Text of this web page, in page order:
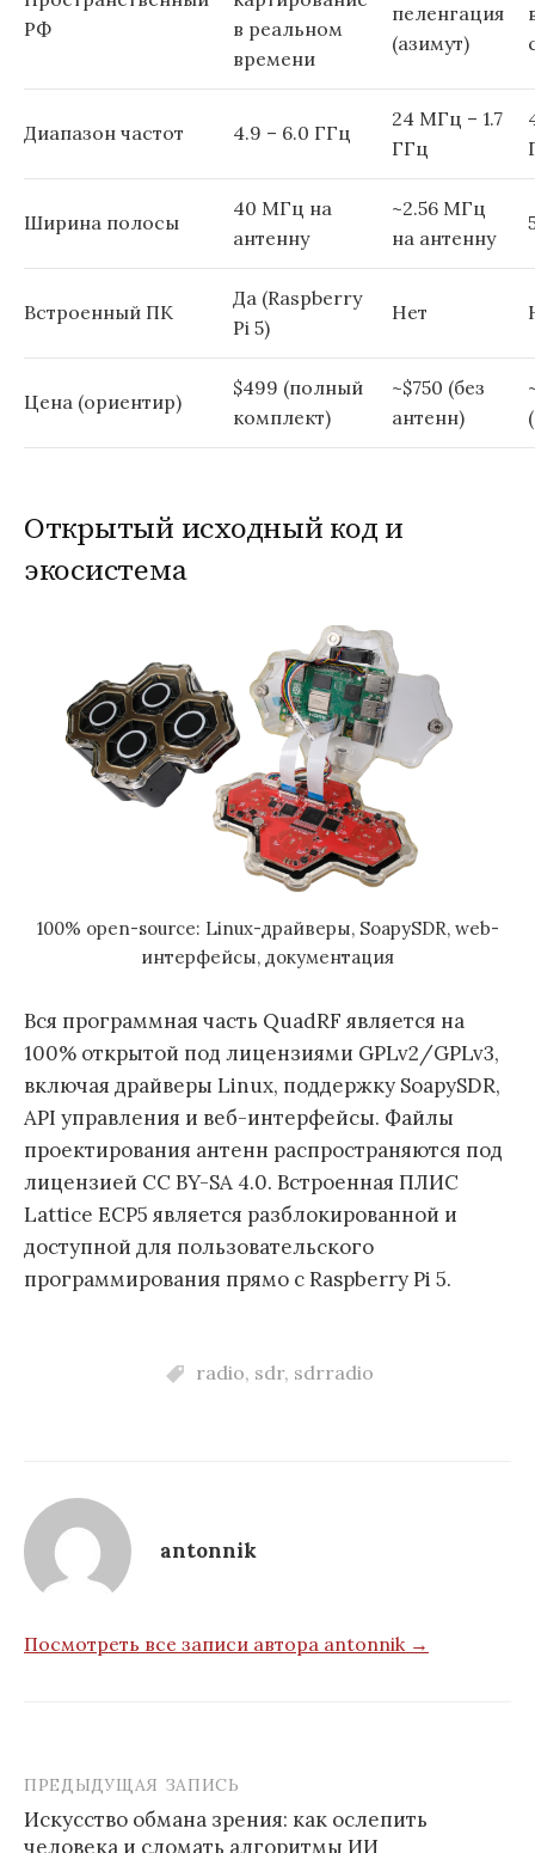
РФ
в реальном
времени
пеленгация
(азимут)
Диапазон частот 4.9 – 6.0 ГГц
24 МГц – 1.7
ГГц
Ширина полосы
40 МГц на
антенну
~2.56 МГц
на антенну
Встроенный ПК
Да (Raspberry
Pi 5)
Нет
Цена (ориентир)
$499 (полный
комплект)
~$750 (без
антенн)
Открытый исходный код и
экосистема
100% open-source: Linux-драйверы, SoapySDR, web-
интерфейсы, документация
Вся программная часть QuadRF является на
100% открытой под лицензиями GPLv2/GPLv3,
включая драйверы Linux, поддержку SoapySDR,
API управления и веб-интерфейсы. Файлы
проектирования антенн распространяются под
лицензией CC BY-SA 4.0. Встроенная ПЛИС
Lattice ECP5 является разблокированной и
доступной для пользовательского
программирования прямо с Raspberry Pi 5.
radio, sdr, sdrradio
antonnik
Посмотреть все записи автора antonnik →
Навигация
по
ПРЕДЫДУЩАЯ ЗАПИСЬ
Искусство обмана зрения: как ослепить
человека и сломать алгоритмы ИИ